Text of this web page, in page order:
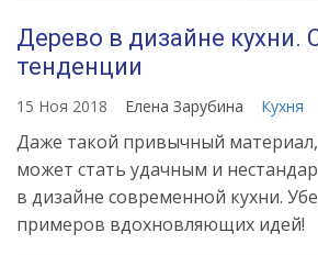
Дерево в дизайне кухни.
тенденции
15 Ноя 2018 Елена Зарубина Кухня
Даже такой привычный
может стать удачным и
в дизайне современной кухни.
примеров вдохновляющих идей!